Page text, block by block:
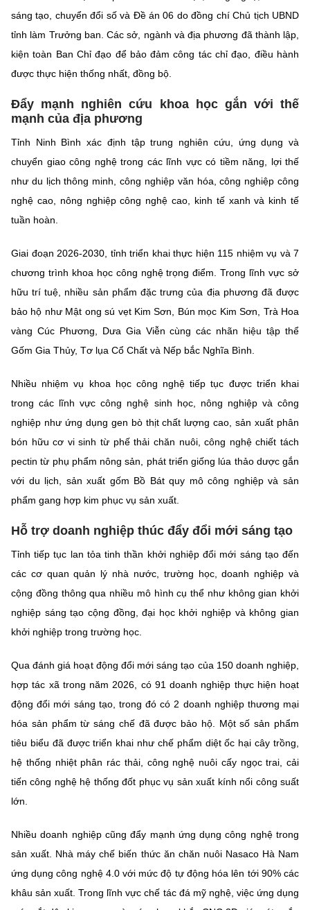
sáng tạo, chuyển đổi số và Đề án 06 do đồng chí Chủ tịch UBND
tỉnh làm Trưởng ban. Các sở, ngành và địa phương đã thành lập,
kiện toàn Ban Chỉ đạo để bảo đảm công tác chỉ đạo, điều hành
được thực hiện thống nhất, đồng bộ.
Đẩy mạnh nghiên cứu khoa học gắn với thế
mạnh của địa phương
Tỉnh Ninh Bình xác định tập trung nghiên cứu, ứng dụng và
chuyển giao công nghệ trong các lĩnh vực có tiềm năng, lợi thế
như du lịch thông minh, công nghiệp văn hóa, công nghiệp công
nghệ cao, nông nghiệp công nghệ cao, kinh tế xanh và kinh tế
tuần hoàn.
Giai đoạn 2026-2030, tỉnh triển khai thực hiện 115 nhiệm vụ và 7
chương trình khoa học công nghệ trọng điểm. Trong lĩnh vực sở
hữu trí tuệ, nhiều sản phẩm đặc trưng của địa phương đã được
bảo hộ như Mật ong sú vẹt Kim Sơn, Bún mọc Kim Sơn, Trà Hoa
vàng Cúc Phương, Dưa Gia Viễn cùng các nhãn hiệu tập thể
Gốm Gia Thủy, Tơ lụa Cổ Chất và Nếp bắc Nghĩa Bình.
Nhiều nhiệm vụ khoa học công nghệ tiếp tục được triển khai
trong các lĩnh vực công nghệ sinh học, nông nghiệp và công
nghiệp như ứng dụng gen bò thịt chất lượng cao, sản xuất phân
bón hữu cơ vi sinh từ phế thải chăn nuôi, công nghệ chiết tách
pectin từ phụ phẩm nông sản, phát triển giống lúa thảo dược gắn
với du lịch, sản xuất gốm Bồ Bát quy mô công nghiệp và sản
phẩm gang hợp kim phục vụ sản xuất.
Hỗ trợ doanh nghiệp thúc đẩy đổi mới sáng tạo
Tỉnh tiếp tục lan tỏa tinh thần khởi nghiệp đổi mới sáng tạo đến
các cơ quan quản lý nhà nước, trường học, doanh nghiệp và
cộng đồng thông qua nhiều mô hình cụ thể như không gian khởi
nghiệp sáng tạo cộng đồng, đại học khởi nghiệp và không gian
khởi nghiệp trong trường học.
Qua đánh giá hoạt động đổi mới sáng tạo của 150 doanh nghiệp,
hợp tác xã trong năm 2026, có 91 doanh nghiệp thực hiện hoạt
động đổi mới sáng tạo, trong đó có 2 doanh nghiệp thương mại
hóa sản phẩm từ sáng chế đã được bảo hộ. Một số sản phẩm
tiêu biểu đã được triển khai như chế phẩm diệt ốc hại cây trồng,
hệ thống nhiệt phân rác thải, công nghệ nuôi cấy ngọc trai, cải
tiến công nghệ hệ thống đốt phục vụ sản xuất kính nổi công suất
lớn.
Nhiều doanh nghiệp cũng đẩy mạnh ứng dụng công nghệ trong
sản xuất. Nhà máy chế biến thức ăn chăn nuôi Nasaco Hà Nam
ứng dụng công nghệ 4.0 với mức độ tự động hóa lên tới 90% các
khâu sản xuất. Trong lĩnh vực chế tác đá mỹ nghệ, việc ứng dụng